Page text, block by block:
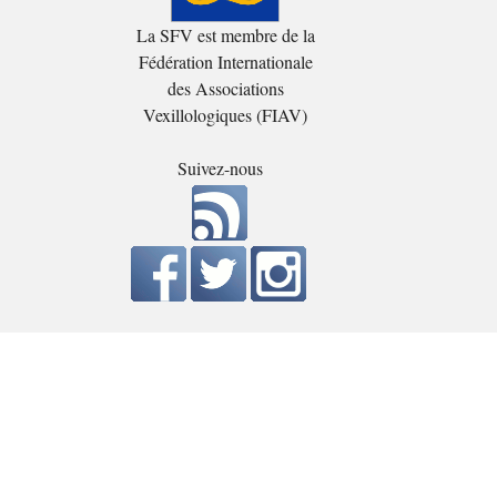
La SFV est membre de la
Fédération Internationale
des Associations
Vexillologiques (FIAV)
Suivez-nous